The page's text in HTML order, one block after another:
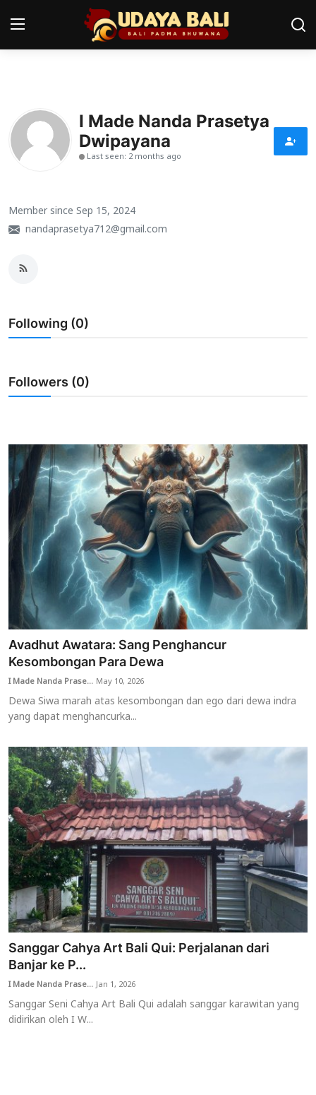
Pura
Desa Adat
Kearifan lokal
Seni
Usadha
Indonesia
I Made Nanda Prasetya
Dwipayana
Last seen: 2 months ago
Member since Sep 15, 2024
nandaprasetya712@gmail.com
Following (0)
Followers (0)
Avadhut Awatara: Sang Penghancur
Kesombongan Para Dewa
I Made Nanda Prase... May 10, 2026
Dewa Siwa marah atas kesombongan dan ego dari dewa indra
yang dapat menghancurka...
Sanggar Cahya Art Bali Qui: Perjalanan dari
Banjar ke P...
I Made Nanda Prase...Jan 1, 2026
Sanggar Seni Cahya Art Bali Qui adalah sanggar karawitan yang
didirikan oleh I W...